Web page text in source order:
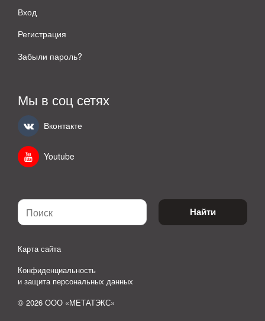
Вход
Регистрация
Забыли пароль?
Мы в соц сетях
Вконтакте
Youtube
Найти
Карта сайта
Конфиденциальность
и защита персональных данных
© 2026 ООО «МЕТАТЭКС»